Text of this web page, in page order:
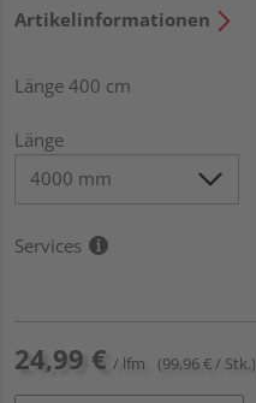
Artikelinformationen
Länge 400 cm
Länge
Services
24,99 € / lfm (99,96 € / Stk.)